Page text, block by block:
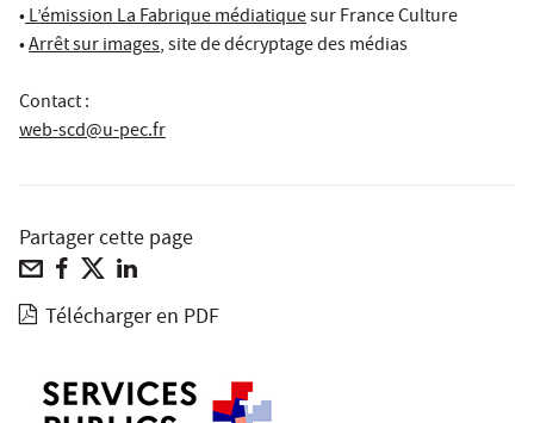
•L’émission La Fabrique médiatiquesur France Culture
•Arrêt sur images, site de décryptage des médias
Contact :
web-scd@u-pec.fr
Partager cette page
Télécharger en PDF